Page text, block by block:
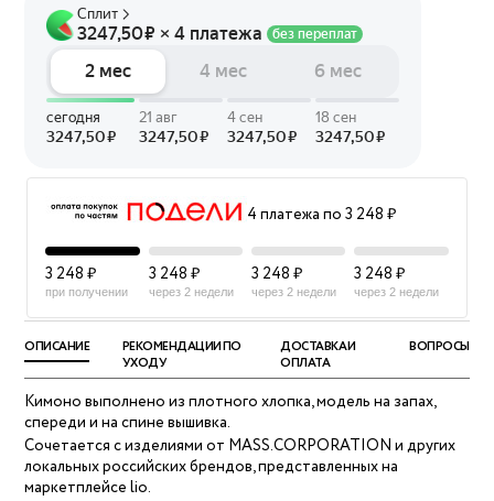
4 платежа по 3 248 ₽
3 248 ₽
при получении
3 248 ₽
через 2 недели
3 248 ₽
через 2 недели
3 248 ₽
через 2 недели
ОПИСАНИЕ
РЕКОМЕНДАЦИИ ПО
УХОДУ
ДОСТАВКА И
ОПЛАТА
ВОПРОСЫ
Кимоно выполнено из плотного хлопка, модель на запах,
спереди и на спине вышивка.
Сочетается с изделиями от MASS.CORPORATION и других
локальных российских брендов, представленных на
маркетплейсе lio.